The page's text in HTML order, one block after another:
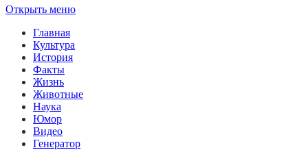
Открыть меню
Главная
Культура
История
Факты
Жизнь
Животные
Наука
Юмор
Видео
Генератор